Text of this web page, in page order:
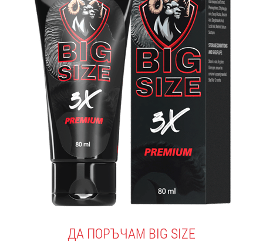
ДА ПОРЪЧАМ BIG SIZE